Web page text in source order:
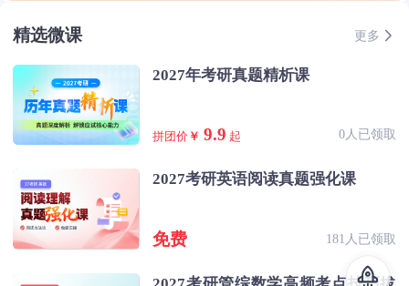
精选微课 更多
2027年考研真题精析课
拼团价 ￥ 9.9 起 0人已领取
2027考研英语阅读真题强化课
免费 181人已领取